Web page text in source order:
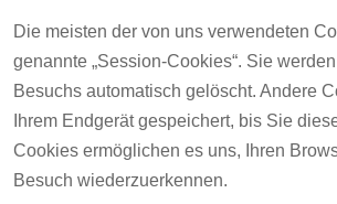
Die meisten der von uns verwendeten
genannte „Session-Cookies“. Sie
Besuchs automatisch gelöscht. Andere
Ihrem Endgerät gespeichert, bis Sie
Cookies ermöglichen es uns, Ihren
Besuch wiederzuerkennen.